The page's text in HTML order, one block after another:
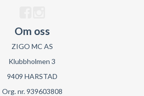
Om oss
ZIGO MC AS
Klubbholmen 3
9409 HARSTAD
Org. nr. 939603808